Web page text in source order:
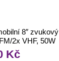
8″ zvukový
2x VHF, 50W
Kč